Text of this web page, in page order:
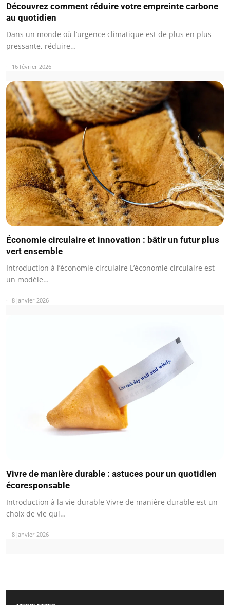
Découvrez comment réduire votre empreinte carbone
au quotidien
Dans un monde où l’urgence climatique est de plus en plus
pressante, réduire…
16 février 2026
Économie circulaire et innovation : bâtir un futur plus
vert ensemble
Introduction à l’économie circulaire L’économie circulaire est
un modèle…
8 janvier 2026
Vivre de manière durable : astuces pour un quotidien
écoresponsable
Introduction à la vie durable Vivre de manière durable est un
choix de vie qui…
8 janvier 2026